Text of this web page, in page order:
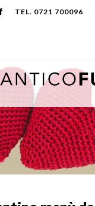
TEL. 0721 700096